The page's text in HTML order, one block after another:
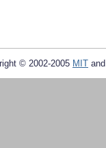
© 2002-2005 MIT